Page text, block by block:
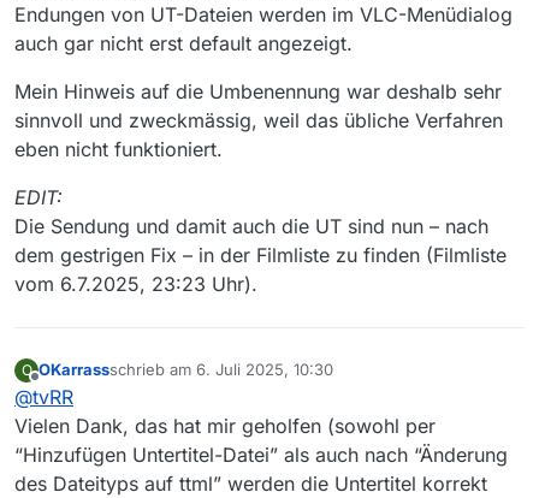
Endungen von UT-Dateien werden im VLC-Menüdialog
auch gar nicht erst default angezeigt.
Mein Hinweis auf die Umbenennung war deshalb sehr
sinnvoll und zweckmässig, weil das übliche Verfahren
eben nicht funktioniert.
EDIT:
Die Sendung und damit auch die UT sind nun – nach
dem gestrigen Fix – in der Filmliste zu finden (Filmliste
vom 6.7.2025, 23:23 Uhr).
O
Offline
OKarrassschrieb am 6. Juli 2025, 10:30
zuletzt editiert von
@tvRR
Vielen Dank, das hat mir geholfen (sowohl per
“Hinzufügen Untertitel-Datei” als auch nach “Änderung
des Dateityps auf ttml” werden die Untertitel korrekt